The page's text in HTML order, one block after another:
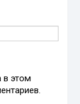
в этом